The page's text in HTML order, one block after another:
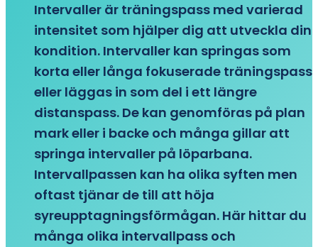
Intervaller är träningspass med varierad
intensitet som hjälper dig att utveckla din
kondition. Intervaller kan springas som
korta eller långa fokuserade träningspass
eller läggas in som del i ett längre
distanspass. De kan genomföras på plan
mark eller i backe och många gillar att
springa intervaller på löparbana.
Intervallpassen kan ha olika syften men
oftast tjänar de till att höja
syreupptagningsförmågan. Här hittar du
många olika intervallpass och